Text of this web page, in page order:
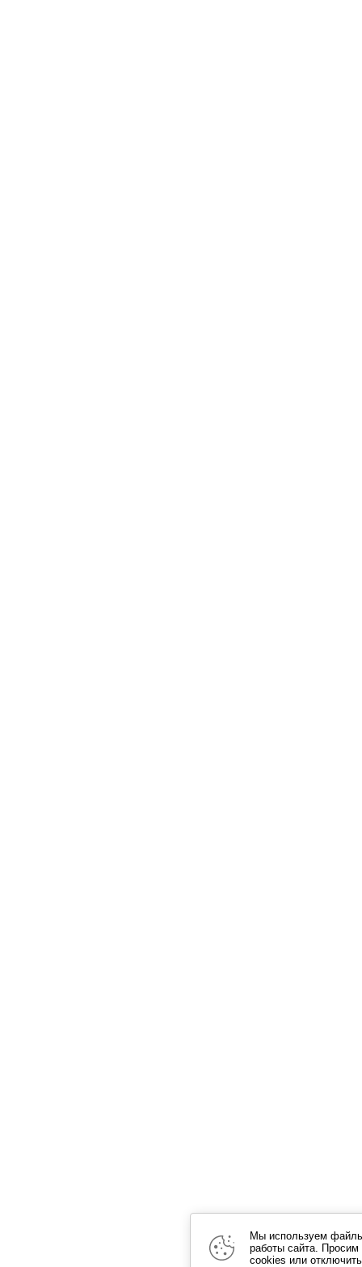
Мы используем
работы сайта. Просим
cookies или